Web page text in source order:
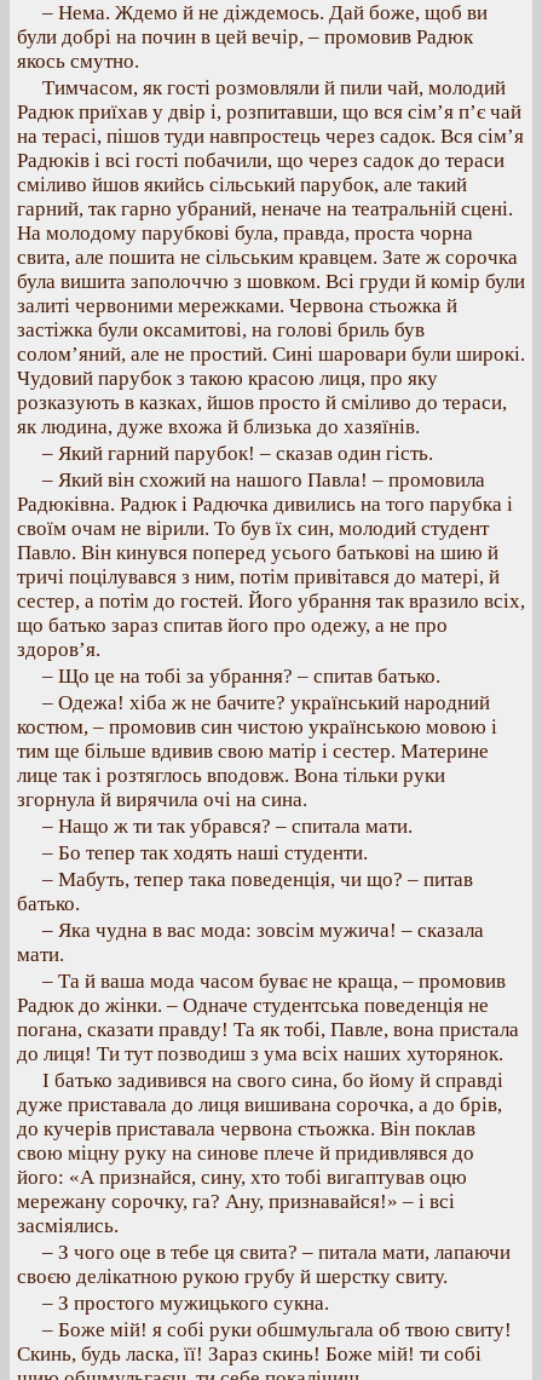
– Нема. Ждемо й не діждемось. Дай боже, щоб ви
були добрі на почин в цей вечір, – промовив Радюк
якось смутно.
Тимчасом, як гості розмовляли й пили чай, молодий
Радюк приїхав у двір і, розпитавши, що вся сім’я п’є чай
на терасі, пішов туди навпростець через садок. Вся сім’я
Радюків і всі гості побачили, що через садок до тераси
сміливо йшов якийсь сільський парубок, але такий
гарний, так гарно убраний, неначе на театральній сцені.
На молодому парубкові була, правда, проста чорна
свита, але пошита не сільським кравцем. Зате ж сорочка
була вишита заполоччю з шовком. Всі груди й комір були
залиті червоними мережками. Червона стьожка й
застіжка були оксамитові, на голові бриль був
солом’яний, але не простий. Сині шаровари були широкі.
Чудовий парубок з такою красою лиця, про яку
розказують в казках, йшов просто й сміливо до тераси,
як людина, дуже вхожа й близька до хазяїнів.
– Який гарний парубок! – сказав один гість.
– Який він схожий на нашого Павла! – промовила
Радюківна. Радюк і Радючка дивились на того парубка і
своїм очам не вірили. То був їх син, молодий студент
Павло. Він кинувся поперед усього батькові на шию й
тричі поцілувався з ним, потім привітався до матері, й
сестер, а потім до гостей. Його убрання так вразило всіх,
що батько зараз спитав його про одежу, а не про
здоров’я.
– Що це на тобі за убрання? – спитав батько.
– Одежа! хіба ж не бачите? український народний
костюм, – промовив син чистою українською мовою і
тим ще більше вдивив свою матір і сестер. Материне
лице так і розтяглось вподовж. Вона тільки руки
згорнула й вирячила очі на сина.
– Нащо ж ти так убрався? – спитала мати.
– Бо тепер так ходять наші студенти.
– Мабуть, тепер така поведенція, чи що? – питав
батько.
– Яка чудна в вас мода: зовсім мужича! – сказала
мати.
– Та й ваша мода часом буває не краща, – промовив
Радюк до жінки. – Одначе студентська поведенція не
погана, сказати правду! Та як тобі, Павле, вона пристала
до лиця! Ти тут позводиш з ума всіх наших хуторянок.
І батько задивився на свого сина, бо йому й справді
дуже приставала до лиця вишивана сорочка, а до брів,
до кучерів приставала червона стьожка. Він поклав
свою міцну руку на синове плече й придивлявся до
його: «А признайся, сину, хто тобі вигаптував оцю
мережану сорочку, га? Ану, признавайся!» – і всі
засміялись.
– З чого оце в тебе ця свита? – питала мати, лапаючи
своєю делікатною рукою грубу й шерстку свиту.
– З простого мужицького сукна.
– Боже мій! я собі руки обшмульгала об твою свиту!
Скинь, будь ласка, її! Зараз скинь! Боже мій! ти собі